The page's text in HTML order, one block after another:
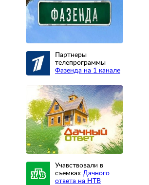
Партнеры
телепрограммы
Фазенда на 1 канале
Учавствовали в
съемках Дачного
ответа на НТВ